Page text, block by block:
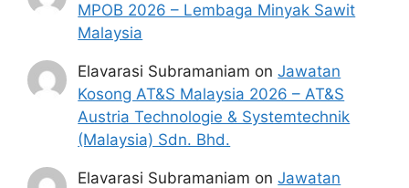
MPOB 2026 – Lembaga Minyak Sawit
Malaysia
Elavarasi Subramaniam onJawatan
Kosong AT&S Malaysia 2026 – AT&S
Austria Technologie & Systemtechnik
(Malaysia) Sdn. Bhd.
Elavarasi Subramaniam onJawatan